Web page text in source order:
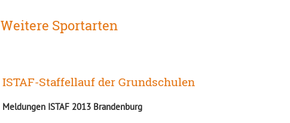
Weitere Sportarten
ISTAF-Staffellauf der Grundschulen
Meldungen ISTAF 2013 Brandenburg